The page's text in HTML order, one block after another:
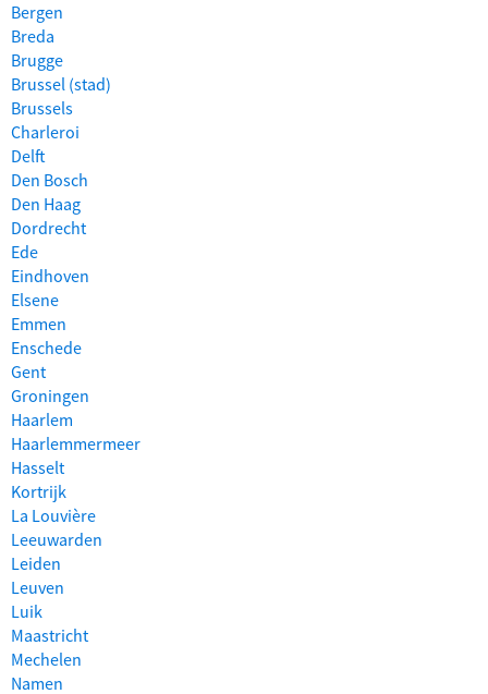
Bergen
Breda
Brugge
Brussel (stad)
Brussels
Charleroi
Delft
Den Bosch
Den Haag
Dordrecht
Ede
Eindhoven
Elsene
Emmen
Enschede
Gent
Groningen
Haarlem
Haarlemmermeer
Hasselt
Kortrijk
La Louvière
Leeuwarden
Leiden
Leuven
Luik
Maastricht
Mechelen
Namen